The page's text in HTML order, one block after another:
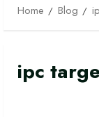
Home
Blog
ipc